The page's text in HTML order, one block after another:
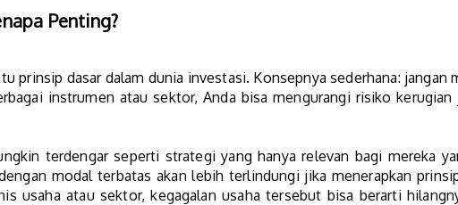
Penting?
prinsip dasar dalam dunia investasi. Konsepnya sederhana: jangan
instrumen atau sektor, Anda bisa mengurangi risiko
terdengar seperti strategi yang hanya relevan bagi mereka
modal terbatas akan lebih terlindungi jika menerapkan
usaha atau sektor, kegagalan usaha tersebut bisa berarti